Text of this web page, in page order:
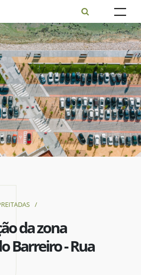
/
da zona
Barreiro - Rua